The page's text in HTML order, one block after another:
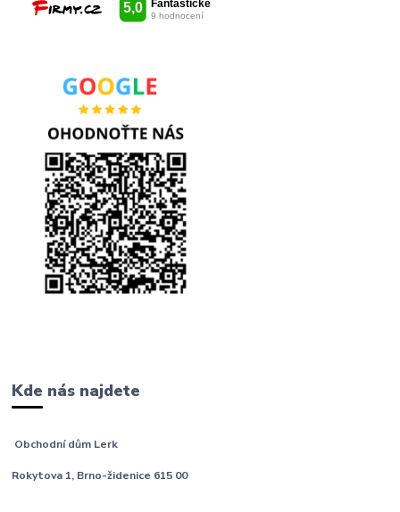
Kde nás najdete
Obchodní dům Lerk
Rokytova 1, Brno-židenice 615 00